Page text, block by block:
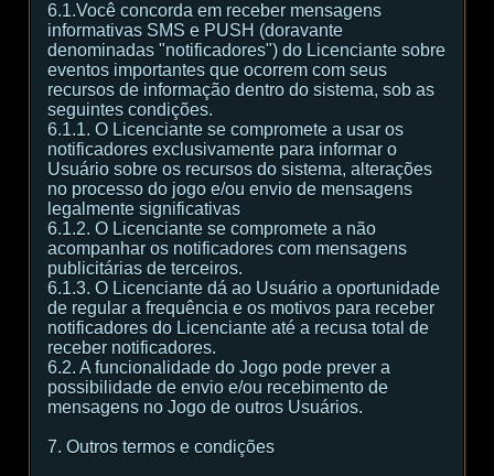
6.1.Você concorda em receber mensagens
informativas SMS e PUSH (doravante
denominadas "notificadores") do Licenciante sobre
eventos importantes que ocorrem com seus
recursos de informação dentro do sistema, sob as
seguintes condições.
6.1.1. O Licenciante se compromete a usar os
notificadores exclusivamente para informar o
Usuário sobre os recursos do sistema, alterações
no processo do jogo e/ou envio de mensagens
legalmente significativas
6.1.2. O Licenciante se compromete a não
acompanhar os notificadores com mensagens
publicitárias de terceiros.
6.1.3. O Licenciante dá ao Usuário a oportunidade
de regular a frequência e os motivos para receber
notificadores do Licenciante até a recusa total de
receber notificadores.
6.2. A funcionalidade do Jogo pode prever a
possibilidade de envio e/ou recebimento de
mensagens no Jogo de outros Usuários.
7. Outros termos e condições